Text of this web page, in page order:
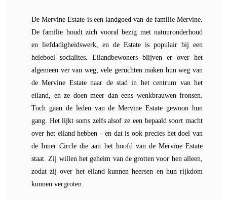
De Mervine Estate is een landgoed van de familie Mervine.
De familie houdt zich vooral bezig met natuuronderhoud
en liefdadigheidswerk, en de Estate is populair bij een
heleboel socialites. Eilandbewoners blijven er over het
algemeen ver van weg; vele geruchten maken hun weg van
de Mervine Estate naar de stad in het centrum van het
eiland, en ze doen meer dan eens wenkbrauwen fronsen.
Toch gaan de leden van de Mervine Estate gewoon hun
gang. Het lijkt soms zelfs alsof ze een bepaald soort macht
over het eiland hebben - en dat is ook precies het doel van
de Inner Circle die aan het hoofd van de Mervine Estate
staat. Zij willen het geheim van de grotten voor hen alleen,
zodat zij over het eiland kunnen heersen en hun rijkdom
kunnen vergroten.